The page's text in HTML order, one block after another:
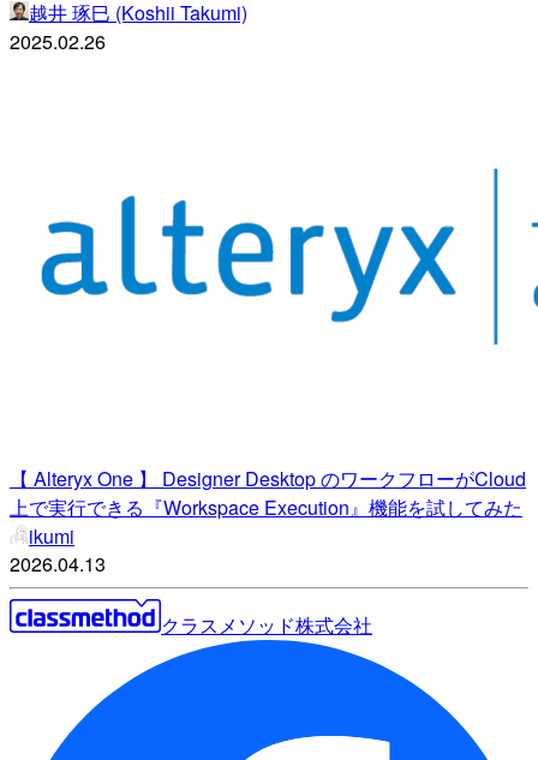
越井 琢巳 (Koshii Takumi)
2025.02.26
【 Alteryx One 】 Designer Desktop のワークフローがCloud
上で実行できる『Workspace Execution』機能を試してみた
ikumi
2026.04.13
クラスメソッド株式会社